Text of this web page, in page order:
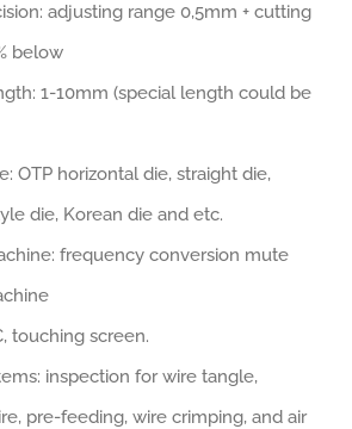
adjusting range 0,5mm + cutting
below
1-10mm (special length could be
OTP horizontal die, straight die,
die, Korean die and etc.
frequency conversion mute
touching screen.
inspection for wire tangle,
pre-feeding, wire crimping, and air